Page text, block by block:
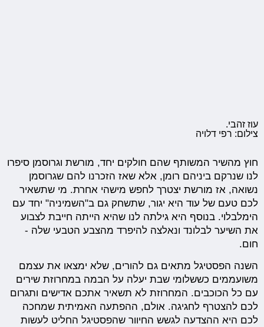
עוז זהבי.
צילום: רפי דלויה
חוץ מהשיר המשותף שהם חולקים יחד, מורשת וגרוסמן סיפרו
לנו שנרקם ביניהם רומן, אלא שאז הזכרנו להם שגרוסמן
נשואה, אז מורשת יצטרך לחפש מישהי אחרת. מי שתשאיר
לכם טעם של עוד היא יגור, שתשחק גם ב"השמיניה" יחד עם
הימלבלוי. בנוסף היא גילתה לנו שהיא הייתה חייבת לצבוע
את השיער לבלונד ונאלצה להיפרד מהצבע הטבעי שלה -
חום.
השנה הפסטיגל מתאים גם להורים, שלא ימצאו את עצמם
משועממים כששלומי שבת יעלה על הבמה במחרוזת שירים
עם כל הכוכבים. המחרוזת לא תשאיר אתכם אדישים ותגרום
לכם להצטרף לחגיגה. אולם, ההפתעה האמיתית שמחכה
לכם היא ההצדעה לגשש החיוור שהפסטיגל החליט לעשות